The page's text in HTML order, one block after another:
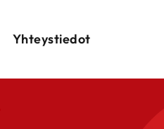
Yhteystiedot